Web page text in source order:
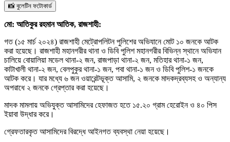
📸 বুলেটিন ফটোকার্ড
মো: আতিকুর রহমান আতিক, রাজশাহী:
গত (১৫ মার্চ ২০২৪) রাজশাহী মেট্রোপলিটন পুলিশের অভিযানে মোট ১০ জনকে আটক
করা হয়েছে। রাজশাহী মহানগরীর থানা ও ডিবি পুলিশ মহানগরীর বিভিন্ন স্থানে অভিযান
চালিয়ে বোয়ালিয়া মডেল থানা-২ জন, রাজপাড়া থানা-২ জন, মতিহার থানা-১ জন,
কাটাখালী থানা-২ জন, বেলপুকুর থানা-১ জন, পবা থানা-১ জন ও ডিবি পুলিশ-১ জনকে
আটক করে। যার মধ্যে ৬ জন ওয়ারেন্টভূক্ত আসামি, ২ জনকে মাদকদ্রব্যসহ ও অন্যান্য
অপরাধে ২ জনকে গ্রেপ্তার করা হয়েছে।
মাদক মামলায় অভিযুক্ত আসামিদের হেফাজত হতে ১৫.২০ গ্রাম হেরোইন ও ৪০ পিস
ইয়াবা উদ্ধার করে।
গ্রেফতারকৃত আসামিদের বিরদ্ধে আইনগত ব্যবস্থা নেয়া হয়েছে।